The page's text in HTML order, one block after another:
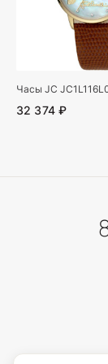
Часы JC
32 374 ₽